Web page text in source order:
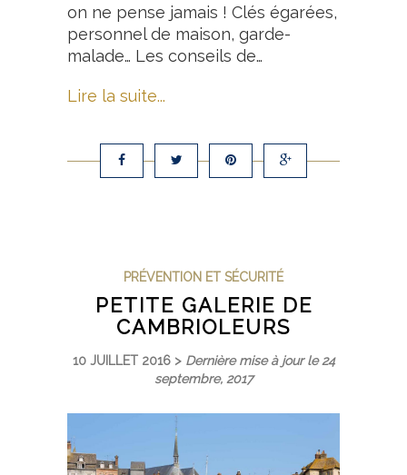
on ne pense jamais ! Clés égarées,
personnel de maison, garde-
malade… Les conseils de…
Lire la suite...
PRÉVENTION ET SÉCURITÉ
PETITE GALERIE DE
CAMBRIOLEURS
10 JUILLET 2016 > Dernière mise à jour le 24
septembre, 2017